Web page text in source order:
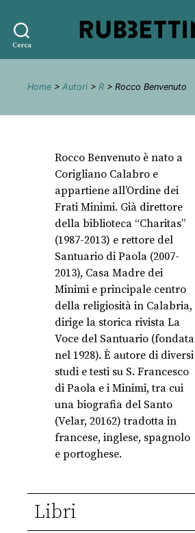
Cerca
editore
Home > Autori > R > Rocco Benvenuto
Rocco Benvenuto è nato a
Corigliano Calabro e
appartiene all’Ordine dei
Frati Minimi. Già direttore
della biblioteca “Charitas”
(1987-2013) e rettore del
Santuario di Paola (2007-
2013), Casa Madre dei
Minimi e principale centro
della religiosità in Calabria,
dirige la storica rivista La
Voce del Santuario (fondata
nel 1928). È autore di diversi
studi e testi su S. Francesco
di Paola e i Minimi, tra cui
una biografia del Santo
(Velar, 20162) tradotta in
francese, inglese, spagnolo
e portoghese.
Libri